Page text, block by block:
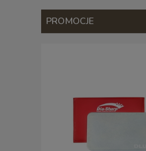
PROMOCJE